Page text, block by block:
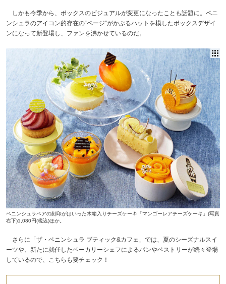
しかも今季から、ボックスのビジュアルが変更になったことも話題に。ペニ
ンシュラのアイコン的存在の“ページ”がかぶるハットを模したボックスデザイ
ンになって新登場し、ファンを沸かせているのだ。
ペニンシュラベアの刻印がはいった木箱入りチーズケーキ「マンゴーレアチーズケーキ」(写真
右下)1,080円(税込)ほか。
さらに「ザ・ペニンシュラ ブティック&カフェ」では、夏のシーズナルスイ
ーツや、新たに就任したベーカリーシェフによるパンやペストリーが続々登場
しているので、こちらも要チェック！